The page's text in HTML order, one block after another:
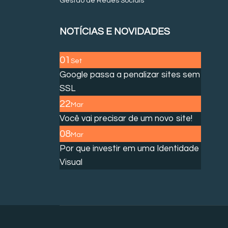
NOTÍCIAS E NOVIDADES
01 Set
Google passa a penalizar sites sem
SSL
22 Mar
Você vai precisar de um novo site!
08Mar
Por que investir em uma Identidade
Visual